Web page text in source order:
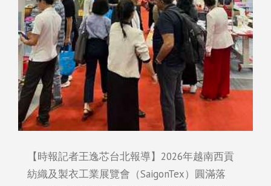
【時報記者王逸芯台北報導】2026年越南西貢
紡織及製衣工業展覽會（SaigonTex）圓滿落